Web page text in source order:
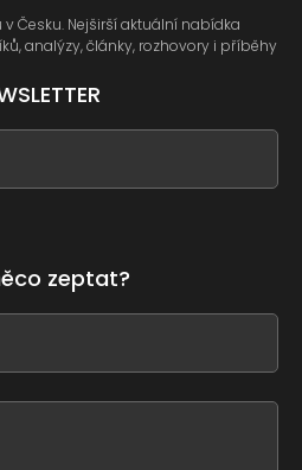
Česku. Nejširší aktuální nabídka
analýzy, články, rozhovory i příběhy
zeptat?